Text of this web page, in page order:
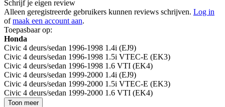
Schrijf je eigen review
Alleen geregistreerde gebruikers kunnen reviews schrijven. Log in
ofmaak een account aan.
Toepasbaar op:
Honda
Civic 4 deurs/sedan 1996-1998 1.4i (EJ9)
Civic 4 deurs/sedan 1996-1998 1.5i VTEC-E (EK3)
Civic 4 deurs/sedan 1996-1998 1.6 VTI (EK4)
Civic 4 deurs/sedan 1999-2000 1.4i (EJ9)
Civic 4 deurs/sedan 1999-2000 1.5i VTEC-E (EK3)
Civic 4 deurs/sedan 1999-2000 1.6 VTI (EK4)
Toon meer